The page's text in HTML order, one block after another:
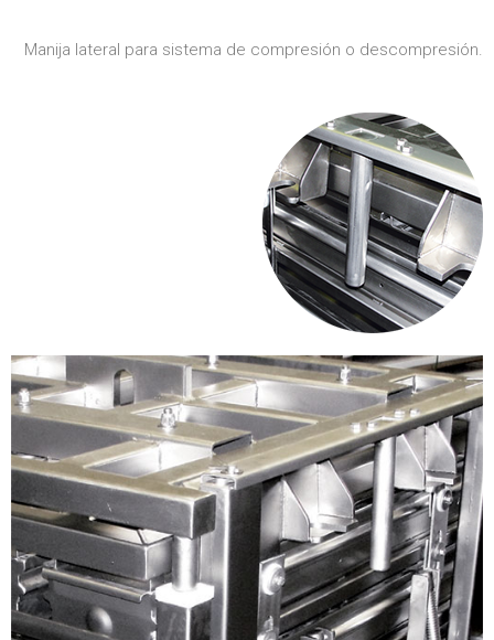
Manija lateral para sistema de compresión o descompresión.